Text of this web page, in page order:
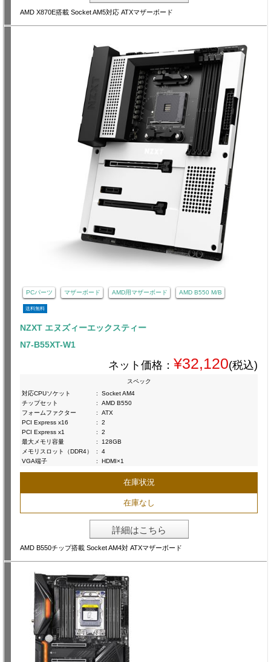
AMD X870E搭載 Socket AM5対応 ATXマザーボード
PCパーツ マザーボード AMD用マザーボード AMD B550 M/B
送料無料
NZXT エヌズィーエックスティー
N7-B55XT-W1
ネット価格： ¥32,120(税込)
スペック
対応CPUソケット
:
Socket AM4
チップセット
:
AMD B550
フォームファクター
:
ATX
PCI Express x16
:
2
PCI Express x1
:
2
最大メモリ容量
:
128GB
メモリスロット（DDR4）
:
4
VGA端子
: HDMI×1
在庫状況
在庫なし
詳細はこちら
AMD B550チップ搭載 Socket AM4対 ATXマザーボード